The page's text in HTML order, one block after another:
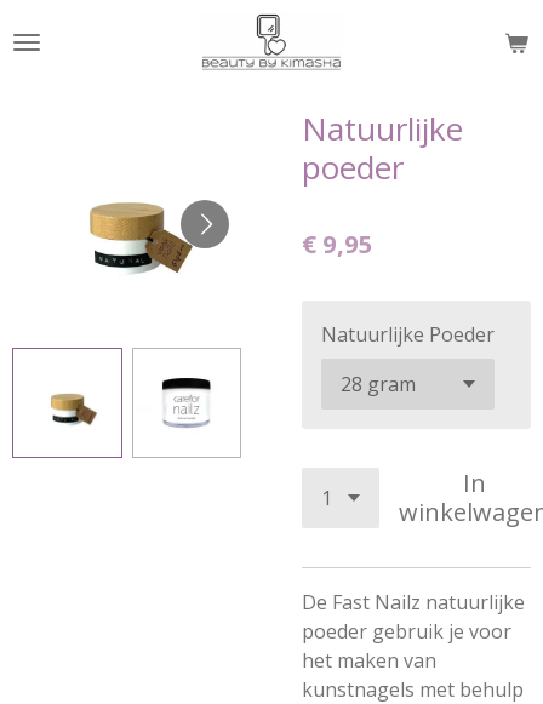
direct
Natuurlijke
poeder
€ 9,95
Natuurlijke Poeder
In
De Fast Nailz natuurlijke
poeder gebruik je voor
het maken van
kunstnagels met behulp